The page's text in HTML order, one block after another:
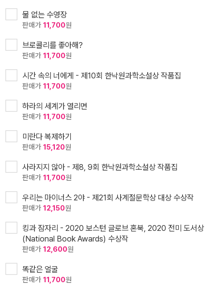
물 없는 수영장
판매가 11,700원
브로콜리를 좋아해?
판매가 11,700원
시간 속의 너에게 - 제10회 한낙원과학소설상 작품집
판매가 11,700원
하라의 세계가 열리면
판매가 11,700원
미란다 복제하기
판매가 15,120원
사라지지 않아 - 제8, 9회 한낙원과학소설상 작품집
판매가 11,700원
우리는 마이너스 2야 - 제21회 사계절문학상 대상 수상작
판매가 12,150원
킹과 잠자리 - 2020 보스턴 글로브 혼북, 2020 전미 도서상
(National Book Awards) 수상작
판매가 12,600원
똑같은 얼굴
판매가 11,700원